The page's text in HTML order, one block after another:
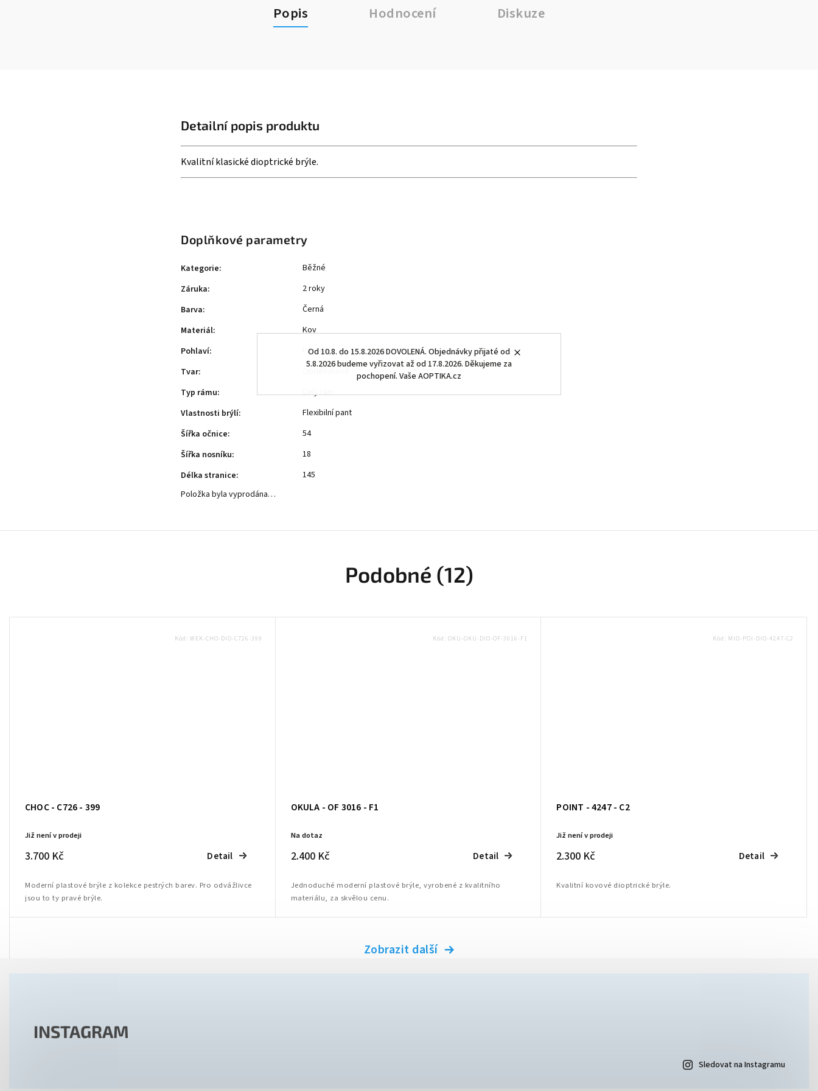
Od 10.8. do 15.8.2026 DOVOLENÁ. Objednávky přijaté od
5.8.2026 budeme vyřizovat až od 17.8.2026. Děkujeme za
pochopení. Vaše AOPTIKA.cz
Popis Hodnocení Diskuze
Detailní popis produktu
Kvalitní klasické dioptrické brýle.
Doplňkové parametry
Kategorie:
Běžné
Záruka:
2 roky
Barva:
Černá
Materiál:
Kov
Pohlaví:
Pánské
Tvar:
Typ rámu:
Celý rám
Vlastnosti brýlí:
Flexibilní pant
Šířka očnice:
54
Šířka nosníku:
18
Délka stranice:
145
Položka byla vyprodána…
Podobné (12)
CHOC - C726 - 399
Již není v prodeji
3.700 Kč Detail
Moderní plastové brýle z kolekce pestrých barev. Pro odvážlivce
Kód: WEK-CHO-DIO-C726-399
OKULA - OF 3016 - F1
Na dotaz
2.400 Kč Detail
Jednoduché moderní plastové brýle, vyrobené z kvalitního
Kód:OKU-OKU-DIO-OF-3016-F1
POINT - 4247 - C2
Již není v prodeji
2.300 Kč Detail
Kód: MIO-POI-DIO-4247-C2
Zobrazit další
INSTAGRAM
Sledovat na Instagramu